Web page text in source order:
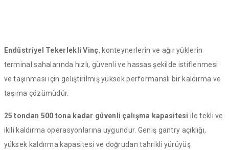
Endüstriyel Tekerlekli Vinç, konteynerlerin ve ağır yüklerin
terminal sahalarında hızlı, güvenli ve hassas şekilde istiflenmesi
ve taşınması için geliştirilmiş yüksek performanslı bir kaldırma ve
taşıma çözümüdür.
25 tondan 500 tona kadar güvenli çalışma kapasitesi ile tekli ve
ikili kaldırma operasyonlarına uygundur. Geniş gantry açıklığı,
yüksek kaldırma kapasitesi ve doğrudan tahrikli yürüyüş